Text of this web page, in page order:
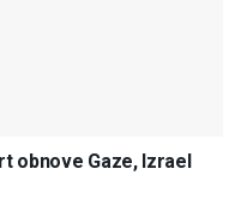
obnove Gaze, Izrael